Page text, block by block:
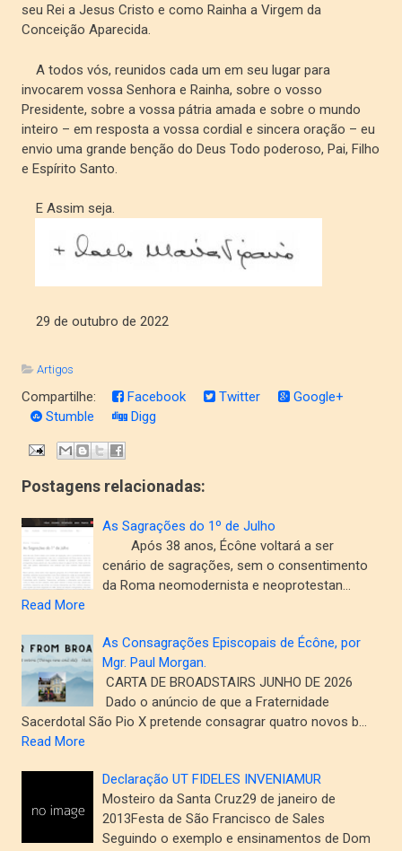
seu Rei a Jesus Cristo e como Rainha a Virgem da
Conceição Aparecida.
A todos vós, reunidos cada um em seu lugar para
invocarem vossa Senhora e Rainha, sobre o vosso
Presidente, sobre a vossa pátria amada e sobre o mundo
inteiro – em resposta a vossa cordial e sincera oração – eu
envio uma grande benção do Deus Todo poderoso, Pai, Filho
e Espírito Santo.
E Assim seja.
29 de outubro de 2022
Artigos
Compartilhe: Facebook Twitter
Google+
Stumble
Digg
Postagens relacionadas:
As Sagrações do 1º de Julho
Após 38 anos, Écône voltará a ser
cenário de sagrações, sem o consentimento
da Roma neomodernista e neoprotestan…
Read More
As Consagrações Episcopais de Écône, por
Mgr. Paul Morgan.
CARTA DE BROADSTAIRS JUNHO DE 2026
Dado o anúncio de que a Fraternidade
Sacerdotal São Pio X pretende consagrar quatro novos b…
Read More
Declaração UT FIDELES INVENIAMUR
Mosteiro da Santa Cruz29 de janeiro de
2013Festa de São Francisco de Sales
Seguindo o exemplo e ensinamentos de Dom